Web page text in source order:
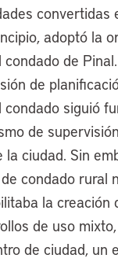
convertidas
adoptó la
de
de
condado siguió
de
la ciudad. Sin
condado rural
la creación
de uso
de ciudad, un